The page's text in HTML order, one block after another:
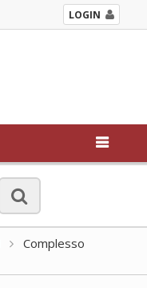
LOGIN
Complesso